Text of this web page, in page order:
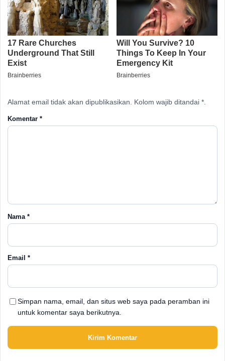
Alamat email tidak akan dipublikasikan. Kolom wajib ditandai *.
Komentar *
Nama *
Email *
Simpan nama, email, dan situs web saya pada peramban ini
untuk komentar saya berikutnya.